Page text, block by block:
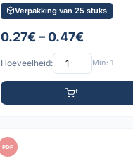
Verpakking van 25 stuks
0.27€ – 0.47€
Hoeveelheid: Min: 1
PDF